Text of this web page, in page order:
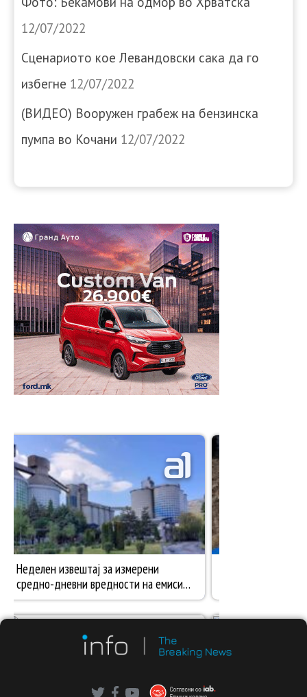
12/07/2022
Сценариото кое Левандовски сака да го
избегне 12/07/2022
(ВИДЕО) Вооружен грабеж на бензинска
пумпа во Кочани 12/07/2022